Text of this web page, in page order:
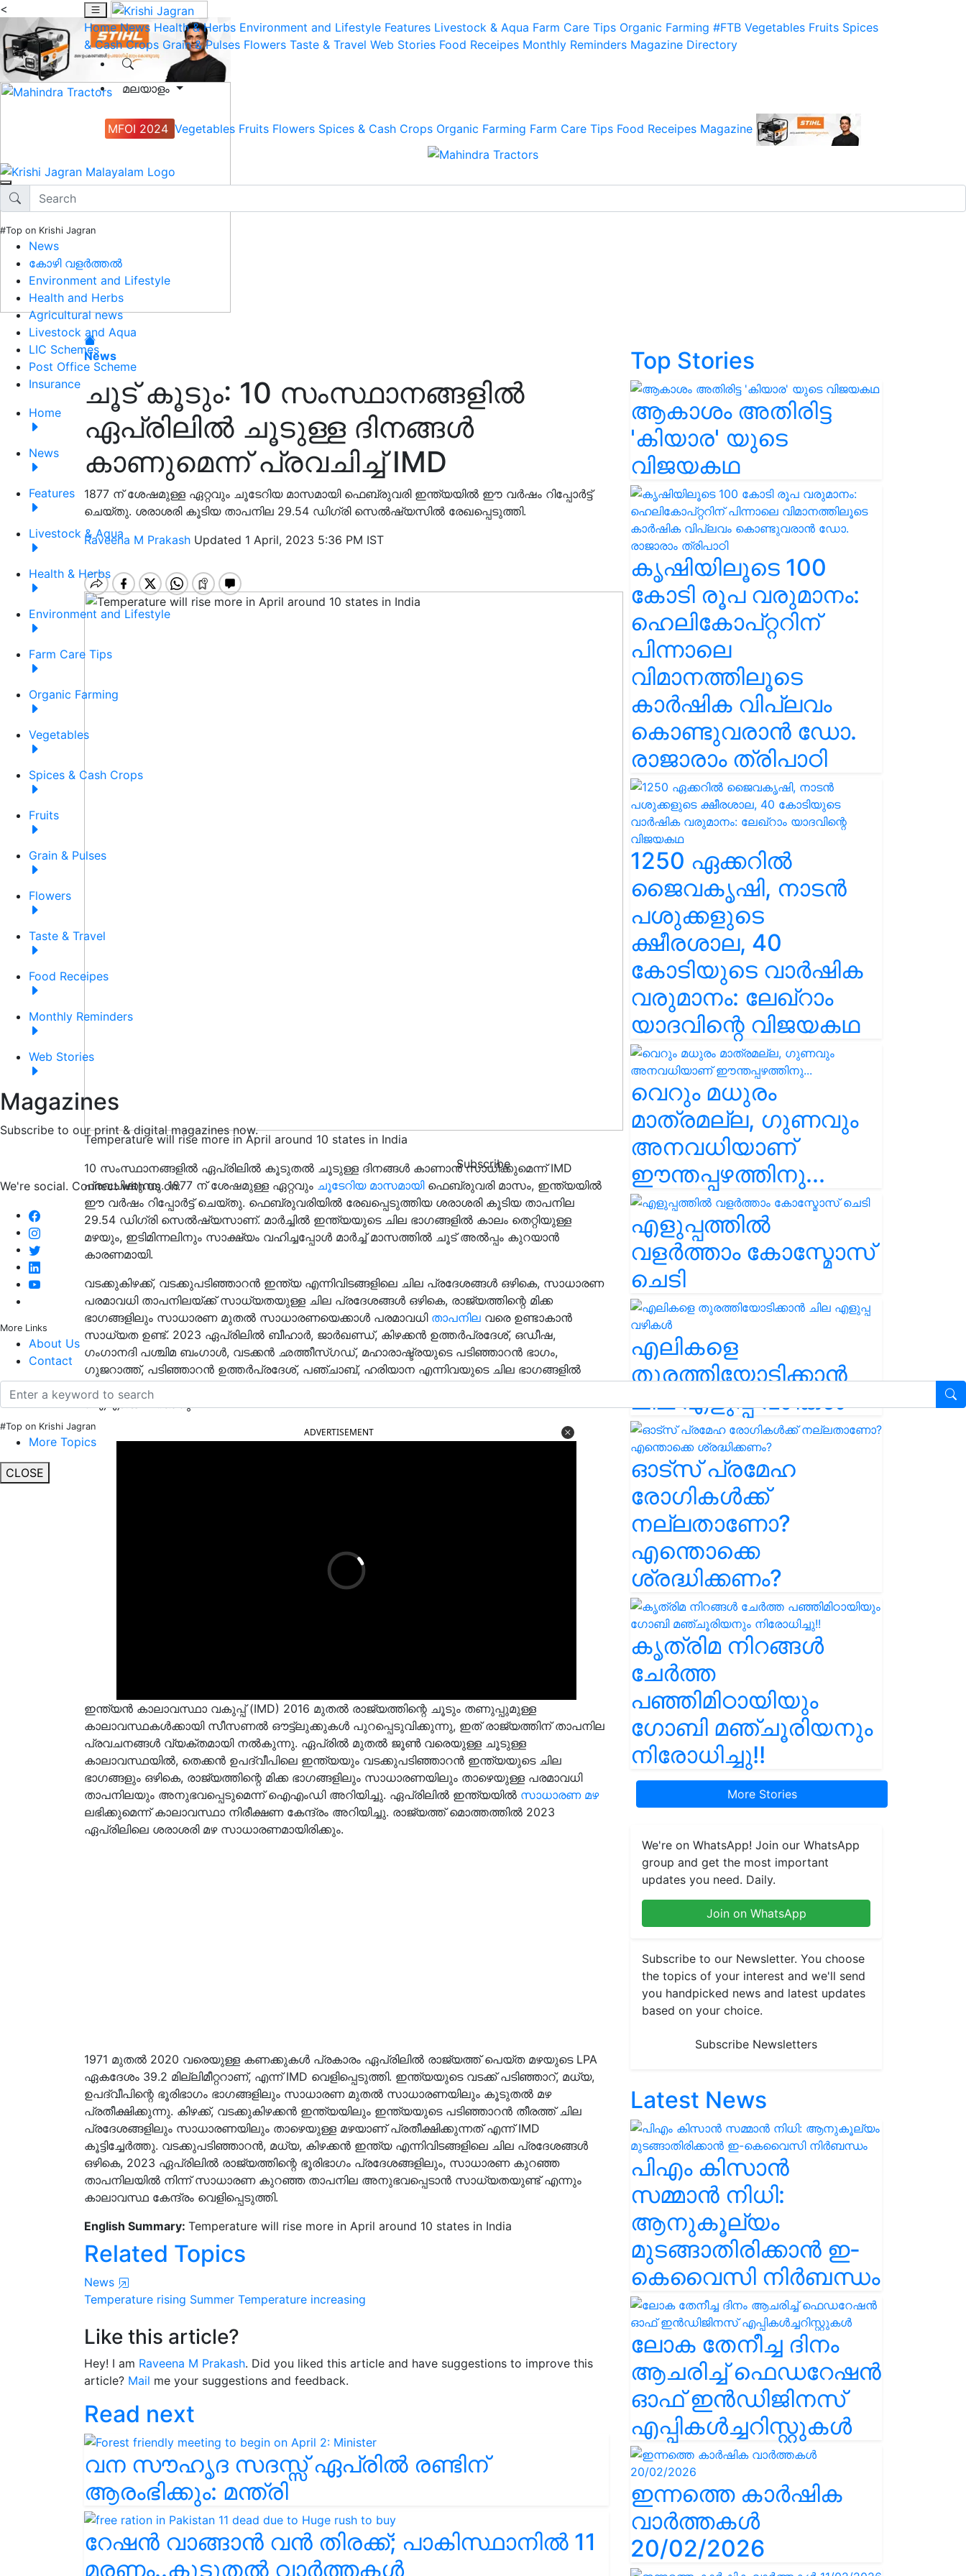
<
Home News Health & Herbs Environment and Lifestyle Features Livestock & Aqua Farm Care Tips Organic Farming #FTB Vegetables Fruits Spices
& Cash Crops Grain & Pulses Flowers Taste & Travel Web Stories Food Receipes Monthly Reminders Magazine Directory
മലയാളം
MFOI 2024 Vegetables Fruits Flowers Spices & Cash Crops Organic Farming Farm Care Tips Food Receipes Magazine
#Top on Krishi Jagran
News
കോഴി വളർത്തൽ
Environment and Lifestyle
Health and Herbs
Agricultural news
Livestock and Aqua
LIC Schemes
Post Office Scheme
Insurance
Home
News
Features
Livestock & Aqua
Health & Herbs
Environment and Lifestyle
Farm Care Tips
Organic Farming
Vegetables
Spices & Cash Crops
Fruits
Grain & Pulses
Flowers
Taste & Travel
Food Receipes
Monthly Reminders
Web Stories
Magazines
Subscribe to our print & digital magazines now.
Subscribe
We're social. Connect with us on:
More Links
About Us
Contact
#Top on Krishi Jagran
More Topics
CLOSE
News
ചൂട് കൂടും: 10 സംസ്ഥാനങ്ങളിൽ
ഏപ്രിലിൽ ചൂടുള്ള ദിനങ്ങൾ
കാണുമെന്ന് പ്രവചിച്ച് IMD
1877 ന് ശേഷമുള്ള ഏറ്റവും ചൂടേറിയ മാസമായി ഫെബ്രുവരി ഇന്ത്യയിൽ ഈ വർഷം റിപ്പോർട്ട്
ചെയ്തു. ശരാശരി കൂടിയ താപനില 29.54 ഡിഗ്രി സെൽഷ്യസിൽ രേഖപ്പെടുത്തി.
Raveena M Prakash Updated 1 April, 2023 5:36 PM IST
Temperature will rise more in April around 10 states in India
10 സംസ്ഥാനങ്ങളിൽ ഏപ്രിലിൽ കൂടുതൽ ചൂടുള്ള ദിനങ്ങൾ കാണാൻ സാധിക്കുമെന്ന് IMD
പ്രവചിക്കുന്നു. 1877 ന് ശേഷമുള്ള ഏറ്റവും ചൂടേറിയ മാസമായിഫെബ്രുവരി മാസം, ഇന്ത്യയിൽ
ഈ വർഷം റിപ്പോർട്ട് ചെയ്തു. ഫെബ്രുവരിയിൽ രേഖപ്പെടുത്തിയ ശരാശരി കൂടിയ താപനില
29.54 ഡിഗ്രി സെൽഷ്യസാണ്. മാർച്ചിൽ ഇന്ത്യയുടെ ചില ഭാഗങ്ങളിൽ കാലം തെറ്റിയുള്ള
മഴയും, ഇടിമിന്നലിനും സാക്ഷ്യം വഹിച്ചപ്പോൾ മാർച്ച് മാസത്തിൽ ചൂട് അൽപ്പം കുറയാൻ
കാരണമായി.
വടക്കുകിഴക്ക്, വടക്കുപടിഞ്ഞാറൻ ഇന്ത്യ എന്നിവിടങ്ങളിലെ ചില പ്രദേശങ്ങൾ ഒഴികെ, സാധാരണ
പരമാവധി താപനിലയ്ക്ക് സാധ്യതയുള്ള ചില പ്രദേശങ്ങൾ ഒഴികെ, രാജ്യത്തിന്റെ മിക്ക
ഭാഗങ്ങളിലും സാധാരണ മുതൽ സാധാരണയെക്കാൾ പരമാവധി താപനില വരെ ഉണ്ടാകാൻ
സാധ്യത ഉണ്ട്. 2023 ഏപ്രിലിൽ ബീഹാർ, ജാർഖണ്ഡ്, കിഴക്കൻ ഉത്തർപ്രദേശ്, ഒഡീഷ,
ഗംഗാനദി പശ്ചിമ ബംഗാൾ, വടക്കൻ ഛത്തീസ്ഗഡ്, മഹാരാഷ്ട്രയുടെ പടിഞ്ഞാറൻ ഭാഗം,
ഗുജറാത്ത്, പടിഞ്ഞാറൻ ഉത്തർപ്രദേശ്, പഞ്ചാബ്, ഹരിയാന എന്നിവയുടെ ചില ഭാഗങ്ങളിൽ
സാധാരണ ചൂടുള്ള ദിവസങ്ങൾക്ക് മുകളിലുള്ള ദിവസങ്ങൾ ഉണ്ടാകാൻ സാധ്യതയുണ്ട് എന്ന്
ഐഎംഡി പറഞ്ഞു.
ADVERTISEMENT
ഇന്ത്യൻ കാലാവസ്ഥാ വകുപ്പ് (IMD) 2016 മുതൽ രാജ്യത്തിന്റെ ചൂടും തണുപ്പുമുള്ള
കാലാവസ്ഥകൾക്കായി സീസണൽ ഔട്ട്‌ലുക്കുകൾ പുറപ്പെടുവിക്കുന്നു, ഇത് രാജ്യത്തിന് താപനില
പ്രവചനങ്ങൾ വ്യക്തമായി നൽകുന്നു. ഏപ്രിൽ മുതൽ ജൂൺ വരെയുള്ള ചൂടുള്ള
കാലാവസ്ഥയിൽ, തെക്കൻ ഉപദ്വീപിലെ ഇന്ത്യയും വടക്കുപടിഞ്ഞാറൻ ഇന്ത്യയുടെ ചില
ഭാഗങ്ങളും ഒഴികെ, രാജ്യത്തിന്റെ മിക്ക ഭാഗങ്ങളിലും സാധാരണയിലും താഴെയുള്ള പരമാവധി
താപനിലയും അനുഭവപ്പെടുമെന്ന് ഐഎംഡി അറിയിച്ചു. ഏപ്രിലിൽ ഇന്ത്യയിൽ സാധാരണ മഴ
ലഭിക്കുമെന്ന് കാലാവസ്ഥാ നിരീക്ഷണ കേന്ദ്രം അറിയിച്ചു. രാജ്യത്ത് മൊത്തത്തിൽ 2023
ഏപ്രിലിലെ ശരാശരി മഴ സാധാരണമായിരിക്കും.
1971 മുതൽ 2020 വരെയുള്ള കണക്കുകൾ പ്രകാരം ഏപ്രിലിൽ രാജ്യത്ത് പെയ്ത മഴയുടെ LPA
ഏകദേശം 39.2 മില്ലിമീറ്ററാണ്, എന്ന് IMD വെളിപ്പെടുത്തി. ഇന്ത്യയുടെ വടക്ക് പടിഞ്ഞാറ്, മധ്യ,
ഉപദ്വീപിന്റെ ഭൂരിഭാഗം ഭാഗങ്ങളിലും സാധാരണ മുതൽ സാധാരണയിലും കൂടുതൽ മഴ
പ്രതീക്ഷിക്കുന്നു. കിഴക്ക്, വടക്കുകിഴക്കൻ ഇന്ത്യയിലും ഇന്ത്യയുടെ പടിഞ്ഞാറൻ തീരത്ത് ചില
പ്രദേശങ്ങളിലും സാധാരണയിലും താഴെയുള്ള മഴയാണ് പ്രതീക്ഷിക്കുന്നത് എന്ന് IMD
കൂട്ടിച്ചേർത്തു. വടക്കുപടിഞ്ഞാറൻ, മധ്യ, കിഴക്കൻ ഇന്ത്യ എന്നിവിടങ്ങളിലെ ചില പ്രദേശങ്ങൾ
ഒഴികെ, 2023 ഏപ്രിലിൽ രാജ്യത്തിന്റെ ഭൂരിഭാഗം പ്രദേശങ്ങളിലും, സാധാരണ കുറഞ്ഞ
താപനിലയിൽ നിന്ന് സാധാരണ കുറഞ്ഞ താപനില അനുഭവപ്പെടാൻ സാധ്യതയുണ്ട് എന്നും
കാലാവസ്ഥ കേന്ദ്രം വെളിപ്പെടുത്തി.
English Summary: Temperature will rise more in April around 10 states in India
Related Topics
News
Temperature rising Summer Temperature increasing
Like this article?
Hey! I am Raveena M Prakash. Did you liked this article and have suggestions to improve this
article? Mail me your suggestions and feedback.
Read next
വന സൗഹൃദ സദസ്സ് ഏപ്രിൽ രണ്ടിന്
ആരംഭിക്കും: മന്ത്രി
റേഷൻ വാങ്ങാൻ വൻ തിരക്ക്; പാകിസ്ഥാനിൽ 11
മരണം..കൂടുതൽ വാർത്തകൾ
Top Stories
ആകാശം അതിരിട്ട
'കിയാര' യുടെ
വിജയകഥ
കൃഷിയിലൂടെ 100
കോടി രൂപ വരുമാനം:
ഹെലികോപ്റ്ററിന്
പിന്നാലെ
വിമാനത്തിലൂടെ
കാർഷിക വിപ്ലവം
കൊണ്ടുവരാൻ ഡോ.
രാജാരാം ത്രിപാഠി
1250 ഏക്കറിൽ
ജൈവകൃഷി, നാടൻ
പശുക്കളുടെ
ക്ഷീരശാല, 40
കോടിയുടെ വാർഷിക
വരുമാനം: ലേഖ്‌റാം
യാദവിന്റെ വിജയകഥ
വെറും മധുരം
മാത്രമല്ല, ഗുണവും
അനവധിയാണ്
ഈന്തപ്പഴത്തിനു...
എളുപ്പത്തിൽ
വളർത്താം കോസ്മോസ്
ചെടി
എലികളെ
തുരത്തിയോടിക്കാൻ
ചില എളുപ്പ വഴികൾ
ഓട്സ് പ്രമേഹ
രോഗികൾക്ക്
നല്ലതാണോ?
എന്തൊക്കെ
ശ്രദ്ധിക്കണം?
കൃത്രിമ നിറങ്ങൾ
ചേർത്ത
പഞ്ഞിമിഠായിയും
ഗോബി മഞ്ചൂരിയനും
നിരോധിച്ചു!!
More Stories
We're on WhatsApp! Join our WhatsApp
group and get the most important
updates you need. Daily.
Join on WhatsApp
Subscribe to our Newsletter. You choose
the topics of your interest and we'll send
you handpicked news and latest updates
based on your choice.
Subscribe Newsletters
Latest News
പിഎം കിസാൻ
സമ്മാൻ നിധി:
ആനുകൂല്യം
മുടങ്ങാതിരിക്കാൻ ഇ-
കെവൈസി നിർബന്ധം
ലോക തേനീച്ച ദിനം
ആചരിച്ച് ഫെഡറേഷൻ
ഓഫ് ഇൻഡിജിനസ്
എപ്പികൾച്ചറിസ്റ്റുകൾ
ഇന്നത്തെ കാർഷിക
വാർത്തകൾ
20/02/2026